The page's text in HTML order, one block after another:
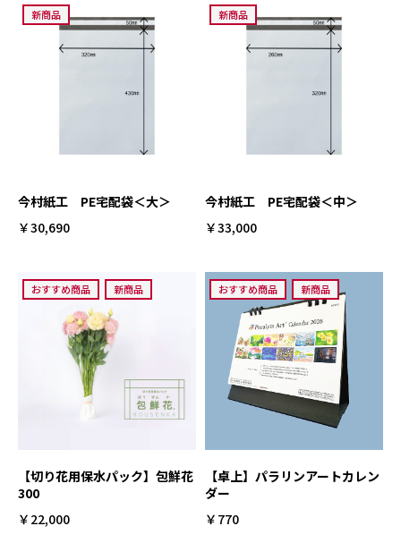
新商品
今村紙工 PE宅配袋＜大＞
￥30,690
新商品
今村紙工 PE宅配袋＜中＞
￥33,000
おすすめ商品 新商品
【切り花用保水パック】包鮮花
300
￥22,000
おすすめ商品 新商品
【卓上】パラリンアートカレン
ダー
￥770